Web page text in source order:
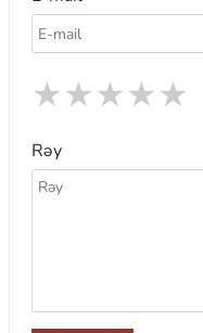
★
★
★
★
★
Rəy